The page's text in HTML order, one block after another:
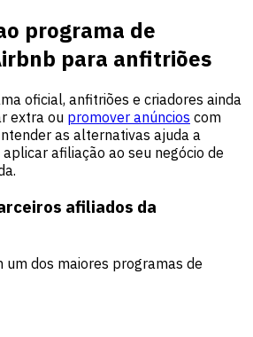
programa de
para anfitriões
oficial, anfitriões e criadores ainda
extra ou promover anúncios com
as alternativas ajuda a
afiliação ao seu negócio de
afiliados da
um dos maiores programas de